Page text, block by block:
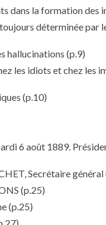
dans la formation des
déterminée par
hallucinations (p.9)
les idiots et chez les
(p.10)
6 août 1889.
Secrétaire général
(p.25)
(p.25)